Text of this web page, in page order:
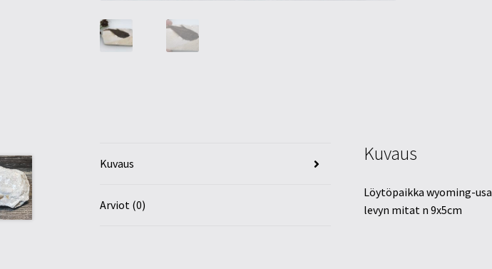
Kuvaus
Arviot (0)
Kuvaus
Löytöpaikka wyoming-usa
levyn mitat n 9x5cm